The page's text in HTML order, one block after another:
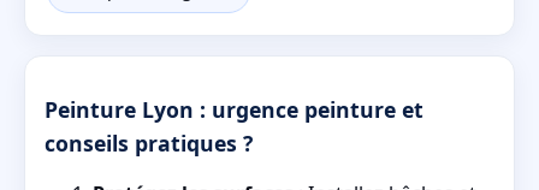
Peinture Lyon : urgence peinture et
conseils pratiques ?